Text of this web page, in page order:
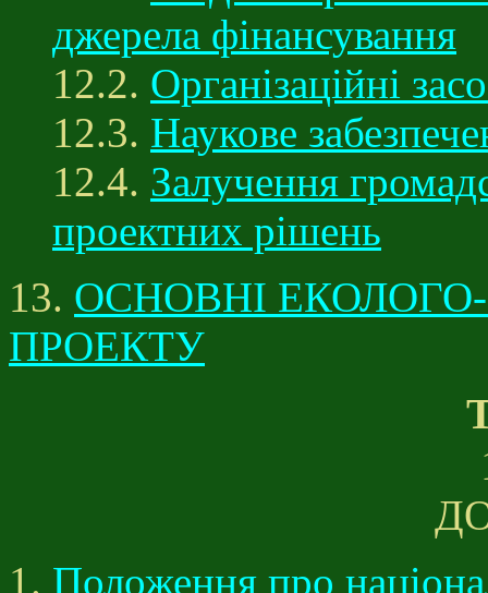
джерела фінансування
12.2. Організаційні
12.3. Наукове
12.4. Залучення
проектних рішень
13. ОСНОВНІ
ПРОЕКТУ
Положення про